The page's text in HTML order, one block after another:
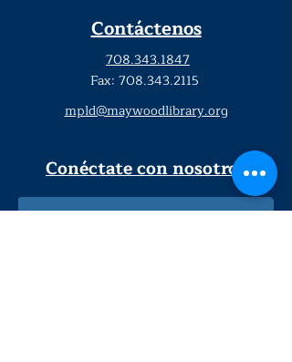
Contáctenos
708.343.1847
Fax: 708.343.2115
mpld@maywoodlibrary.org
Conéctate con nosotros
Suscríbete a nuestro boletín